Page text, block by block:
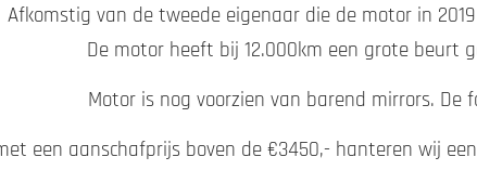
Afkomstig van de tweede eigenaar die de motor in
De motor heeft bij 12.000km een grote beurt
Motor is nog voorzien van barend mirrors. De
een aanschafprijs boven de €3450,- hanteren wij